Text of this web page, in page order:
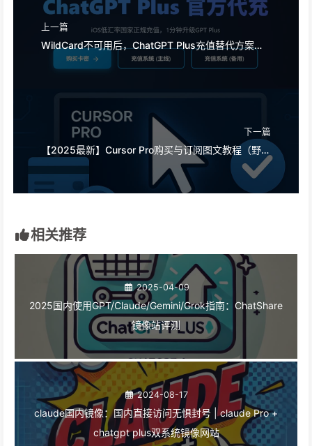
上一篇
下一篇
相关推荐
2025-04-09
2025国内使用GPT/Claude/Gemini/Grok指南：ChatShare
镜像站评测
2024-08-17
claude国内镜像：国内直接访问无惧封号 | claude Pro +
chatgpt plus双系统镜像网站